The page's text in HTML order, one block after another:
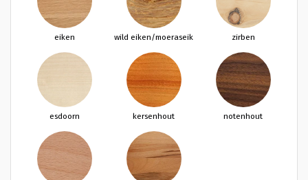
eiken wild eiken/moeraseik zirben
esdoorn kersenhout notenhout